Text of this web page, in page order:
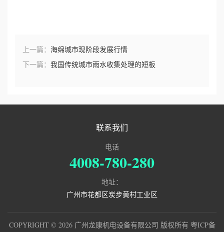
上一篇： 海绵城市现阶段发展行情
下一篇： 我国传统城市雨水收集处理的短板
联系我们
电话
4008-780-280
地址：
广州市花都区炭步黄村工业区
COPYRIGHT © 2026 广州龙康机电设备有限公司 版权所有 粤ICP备